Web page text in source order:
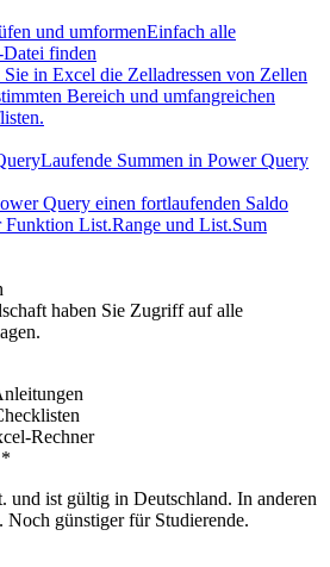
und umformenEinfach alle
finden
in Excel die Zelladressen von Zellen
Bereich und umfangreichen
Laufende Summen in Power Query
Query einen fortlaufenden Saldo
Funktion List.Range und List.Sum
haben Sie Zugriff auf alle
Rechner
und ist gültig in Deutschland. In anderen
günstiger für Studierende.